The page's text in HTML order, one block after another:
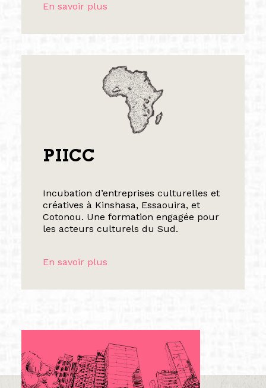
En savoir plus
PIICC
Incubation d’entreprises culturelles et
créatives à Kinshasa, Essaouira, et
Cotonou. Une formation engagée pour
les acteurs culturels du Sud.
En savoir plus